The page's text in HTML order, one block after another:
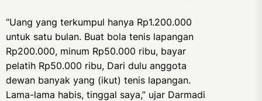
“Uang yang terkumpul hanya Rp1.200.000
untuk satu bulan. Buat bola tenis lapangan
Rp200.000, minum Rp50.000 ribu, bayar
pelatih Rp50.000 ribu, Dari dulu anggota
dewan banyak yang (ikut) tenis lapangan.
Lama-lama habis, tinggal saya,” ujar Darmadi